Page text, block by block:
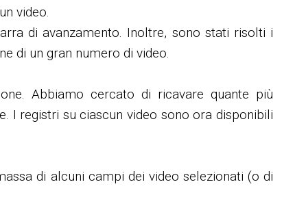
video.
di avanzamento. Inoltre, sono stati risolti i
di un gran numero di video.
Abbiamo cercato di ricavare quante più
I registri su ciascun video sono ora disponibili
di alcuni campi dei video selezionati (o di